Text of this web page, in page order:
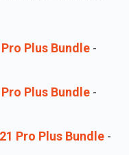
Plus Bundle -
Plus Bundle -
Pro Plus Bundle -